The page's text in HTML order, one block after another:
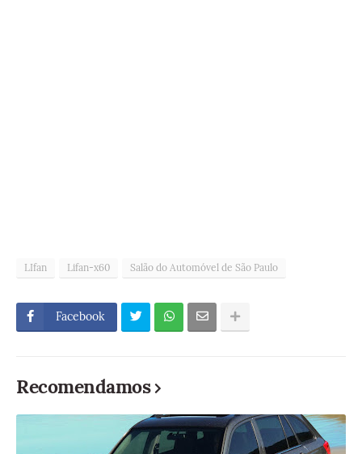
LIfan Lifan-x60 Salão do Automóvel de São Paulo
Facebook
Recomendamos